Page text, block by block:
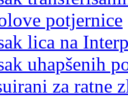
potjernice
lica na
uhapšenih
za ratne